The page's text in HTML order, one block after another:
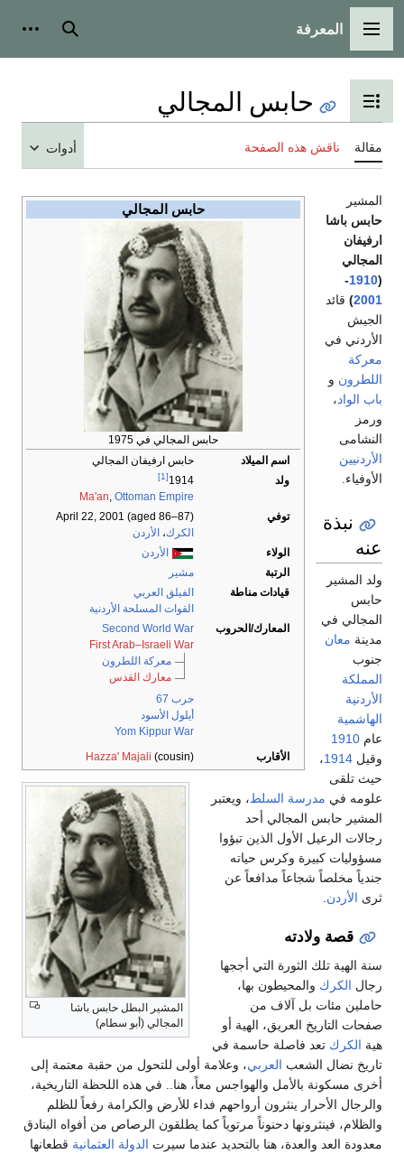
حابس المجالي
حابس المجالي في 1975
حابس ارفيفان المجالي
1914
April 22, 2001 (aged 86–87)
الكرك
الفيلق العربي
الحروب
Second World War
First Arab–Israeli War
أيلول الأسود
Yom Kippur War
Hazza' Majali
(cousin)
المشير البطل حابس باشا
المجالي (أبو سطام)
، ويعتبر
تبؤوا
عن
أججها
أو
في
، وعلامة أولى للتحول من حقبة معتمة إلى
معاً، هنا.. في هذه اللحظة التاريخية،
فداء للأرض والكرامة رفعاً للظلم
مرتوياً كما يطلقون الرصاص من أفواه البنادق
عندما سيرتالدولة العثمانية قطعانها